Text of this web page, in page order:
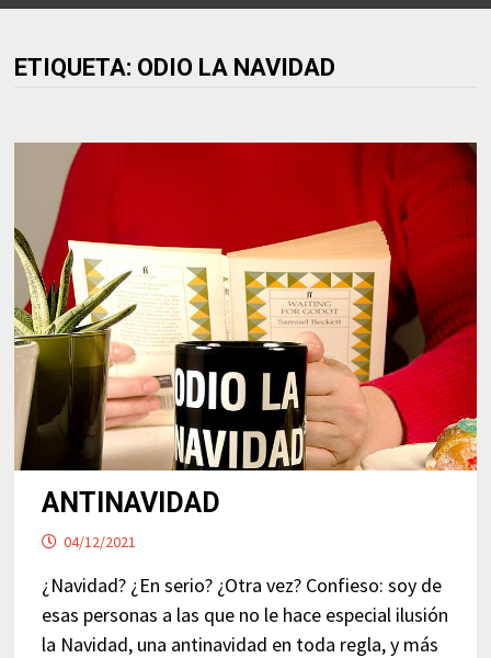
ETIQUETA: ODIO LA NAVIDAD
ANTINAVIDAD
04/12/2021
¿Navidad? ¿En serio? ¿Otra vez? Confieso: soy de
esas personas a las que no le hace especial ilusión
la Navidad, una antinavidad en toda regla, y más